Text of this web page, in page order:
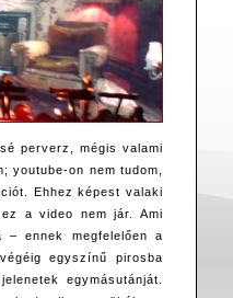
perverz, mégis valami
youtube-on nem tudom,
Ehhez képest valaki
a video nem jár. Ami
ennek megfelelően a
egyszínű pirosba
egymásutánját.